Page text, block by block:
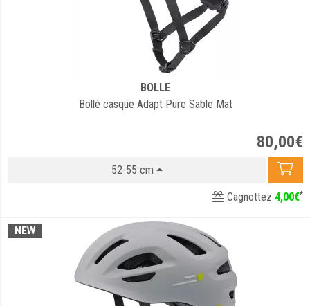
BOLLE
Bollé casque Adapt Pure Sable Mat
80,00€
52-55 cm
Cagnottez 4,00€*
NEW